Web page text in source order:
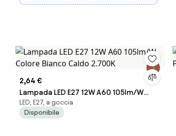
2,64 €
Lampada LED E27 12W A60 105lm/W
Colore Bianco Caldo 2.700K
LED, E27, a goccia
Disponibile